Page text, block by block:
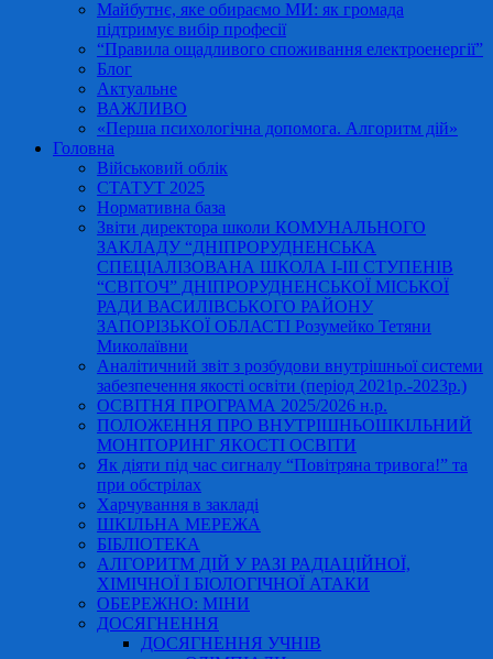
Майбутнє, яке обираємо МИ: як громада
підтримує вибір професії
“Правила ощадливого споживання електроенергії”
Блог
Актуальне
ВАЖЛИВО
«Перша психологічна допомога. Алгоритм дій»
Головна
Військовий облік
СТАТУТ 2025
Нормативна база
Звіти директора школи КОМУНАЛЬНОГО
ЗАКЛАДУ “ДНІПРОРУДНЕНСЬКА
СПЕЦІАЛІЗОВАНА ШКОЛА І-ІІІ СТУПЕНІВ
“СВІТОЧ” ДНІПРОРУДНЕНСЬКОЇ МІСЬКОЇ
РАДИ ВАСИЛІВСЬКОГО РАЙОНУ
ЗАПОРІЗЬКОЇ ОБЛАСТІ Розумейко Тетяни
Миколаївни
Аналітичний звіт з розбудови внутрішньої системи
забезпечення якості освіти (період 2021р.-2023р.)
ОСВІТНЯ ПРОГРАМА 2025/2026 н.р.
ПОЛОЖЕННЯ ПРО ВНУТРІШНЬОШКІЛЬНИЙ
МОНІТОРИНГ ЯКОСТІ ОСВІТИ
Як діяти під час сигналу “Повітряна тривога!” та
при обстрілах
Харчування в закладі
ШКІЛЬНА МЕРЕЖА
БІБЛІОТЕКА
АЛГОРИТМ ДІЙ У РАЗІ РАДІАЦІЙНОЇ,
ХІМІЧНОЇ І БІОЛОГІЧНОЇ АТАКИ
ОБЕРЕЖНО: МІНИ
ДОСЯГНЕННЯ
ДОСЯГНЕННЯ УЧНІВ